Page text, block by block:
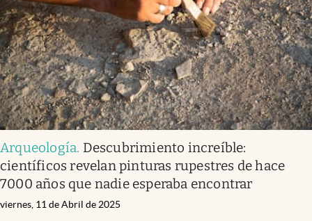
Arqueología. Descubrimiento increíble:
científicos revelan pinturas rupestres de hace
7000 años que nadie esperaba encontrar
viernes, 11 de Abril de 2025